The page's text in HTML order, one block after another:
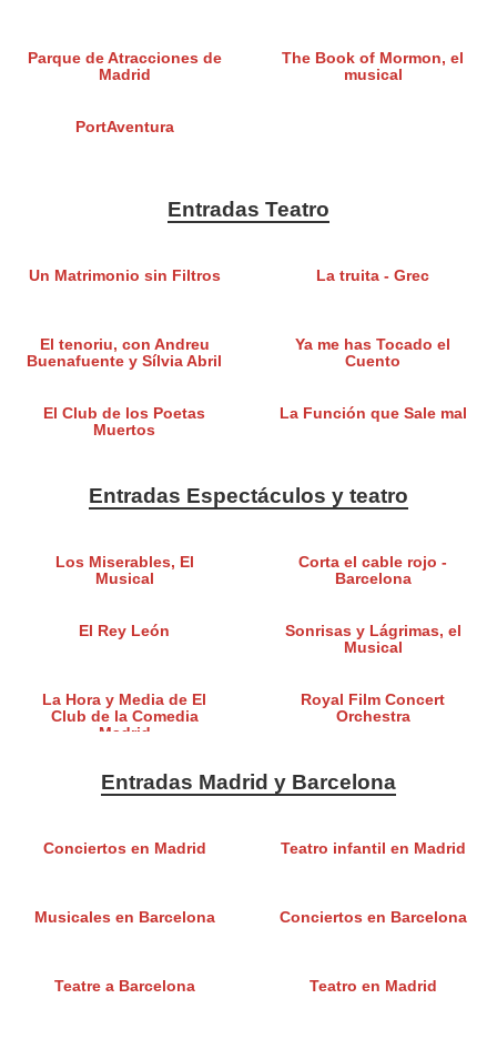
Parque de Atracciones de
Madrid
The Book of Mormon, el
musical
PortAventura
Entradas Teatro
Un Matrimonio sin Filtros La truita - Grec
El tenoriu, con Andreu
Buenafuente y Sílvia Abril
Ya me has Tocado el
Cuento
El Club de los Poetas
Muertos
La Función que Sale mal
Entradas Espectáculos y teatro
Los Miserables, El
Musical
Corta el cable rojo -
Barcelona
El Rey León
Sonrisas y Lágrimas, el
Musical
La Hora y Media de El
Club de la Comedia
Madrid
Royal Film Concert
Orchestra
Entradas Madrid y Barcelona
Conciertos en Madrid Teatro infantil en Madrid
Musicales en Barcelona Conciertos en Barcelona
Teatre a Barcelona Teatro en Madrid